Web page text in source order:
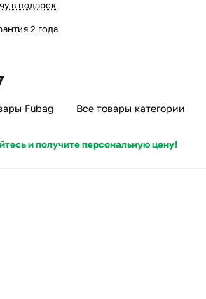
в подарок
2 года
Fubag Все товары категории
и получите персональную цену!